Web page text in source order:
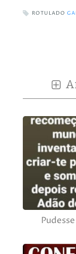
ROTULADO